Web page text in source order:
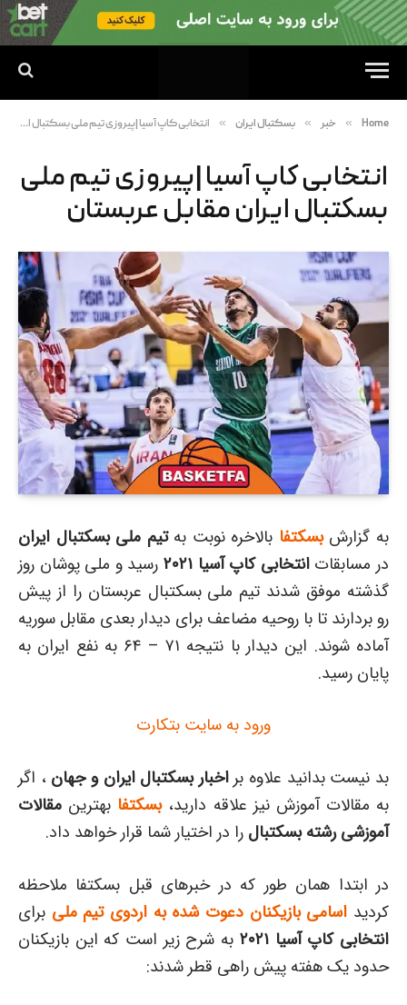
Home
» خبر » بسکتبال ایران » انتخابی کاپ آسیا |پیروزی تیم ملی بسکتبال ایران مقابل عربستان
انتخابی کاپ آسیا |پیروزی تیم ملی
بسکتبال ایران مقابل عربستان
به گزارشبسکتفا بالاخره نوبت بهتیم ملی بسکتبال ایران
در مسابقاتانتخابی کاپ آسیا ۲۰۲۱
رسید و ملی پوشان روز
گذشته موفق شدند تیم ملی بسکتبال عربستان را از پیش
رو بردارند تا با روحیه مضاعف برای دیدار بعدی مقابل سوریه
آماده شوند. این دیدار با نتیجه ۷۱ – ۶۴ به نفع ایران به
پایان رسید.
ورود به سایت بتکارت
بد نیست بدانید علاوه بر اخبار بسکتبال ایران و جهان ، اگر
به مقالات آموزش نیز علاقه دارید،بسکتفا بهترین مقالات
آموزشی رشته بسکتبال را در اختیار شما قرار خواهد داد.
در ابتدا همان طور که در خبرهای قبل بسکتفا ملاحظه
کردید اسامی بازیکنان دعوت شده به اردوی تیم ملی برای
انتخابی کاپ آسیا ۲۰۲۱
به شرح زیر است که این بازیکنان
حدود یک هفته پیش راهی قطر شدند: